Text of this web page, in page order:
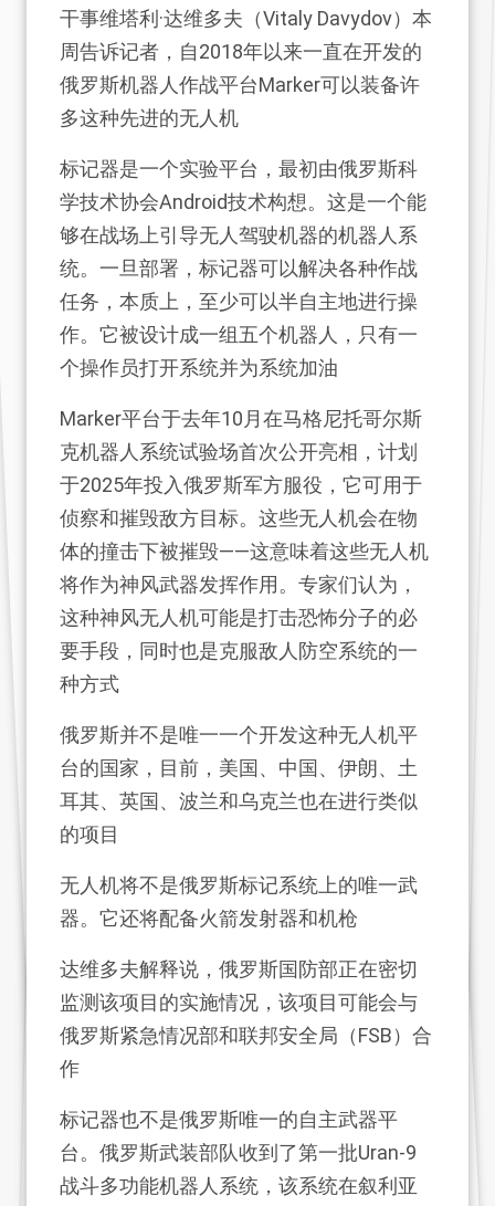
干事维塔利·达维多夫（Vitaly Davydov）本
周告诉记者，自2018年以来一直在开发的
俄罗斯机器人作战平台Marker可以装备许
多这种先进的无人机
标记器是一个实验平台，最初由俄罗斯科
学技术协会Android技术构想。这是一个能
够在战场上引导无人驾驶机器的机器人系
统。一旦部署，标记器可以解决各种作战
任务，本质上，至少可以半自主地进行操
作。它被设计成一组五个机器人，只有一
个操作员打开系统并为系统加油
Marker平台于去年10月在马格尼托哥尔斯
克机器人系统试验场首次公开亮相，计划
于2025年投入俄罗斯军方服役，它可用于
侦察和摧毁敌方目标。这些无人机会在物
体的撞击下被摧毁——这意味着这些无人机
将作为神风武器发挥作用。专家们认为，
这种神风无人机可能是打击恐怖分子的必
要手段，同时也是克服敌人防空系统的一
种方式
俄罗斯并不是唯一一个开发这种无人机平
台的国家，目前，美国、中国、伊朗、土
耳其、英国、波兰和乌克兰也在进行类似
的项目
无人机将不是俄罗斯标记系统上的唯一武
器。它还将配备火箭发射器和机枪
达维多夫解释说，俄罗斯国防部正在密切
监测该项目的实施情况，该项目可能会与
俄罗斯紧急情况部和联邦安全局（FSB）合
作
标记器也不是俄罗斯唯一的自主武器平
台。俄罗斯武装部队收到了第一批Uran-9
战斗多功能机器人系统，该系统在叙利亚